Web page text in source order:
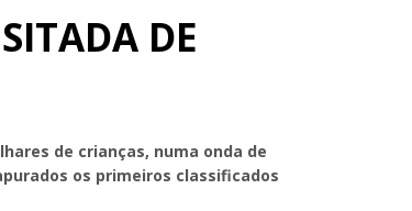
DE
de crianças, numa onda de
os primeiros classificados